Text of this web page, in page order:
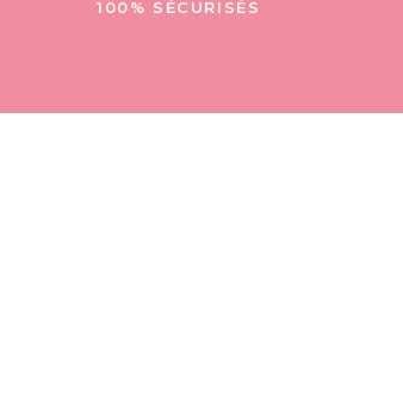
100% SÉCURISÉS